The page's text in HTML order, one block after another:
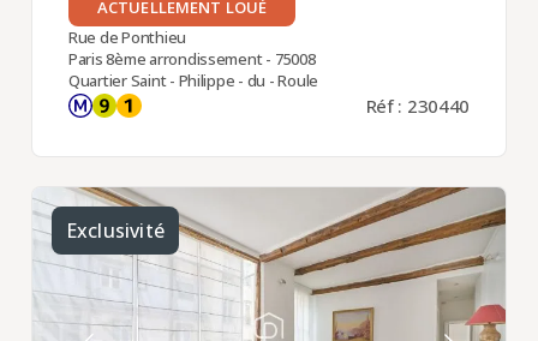
ACTUELLEMENT LOUÉ
Rue de Ponthieu
Paris 8ème arrondissement - 75008
Quartier Saint - Philippe - du - Roule
Réf : 230440
Exclusivité